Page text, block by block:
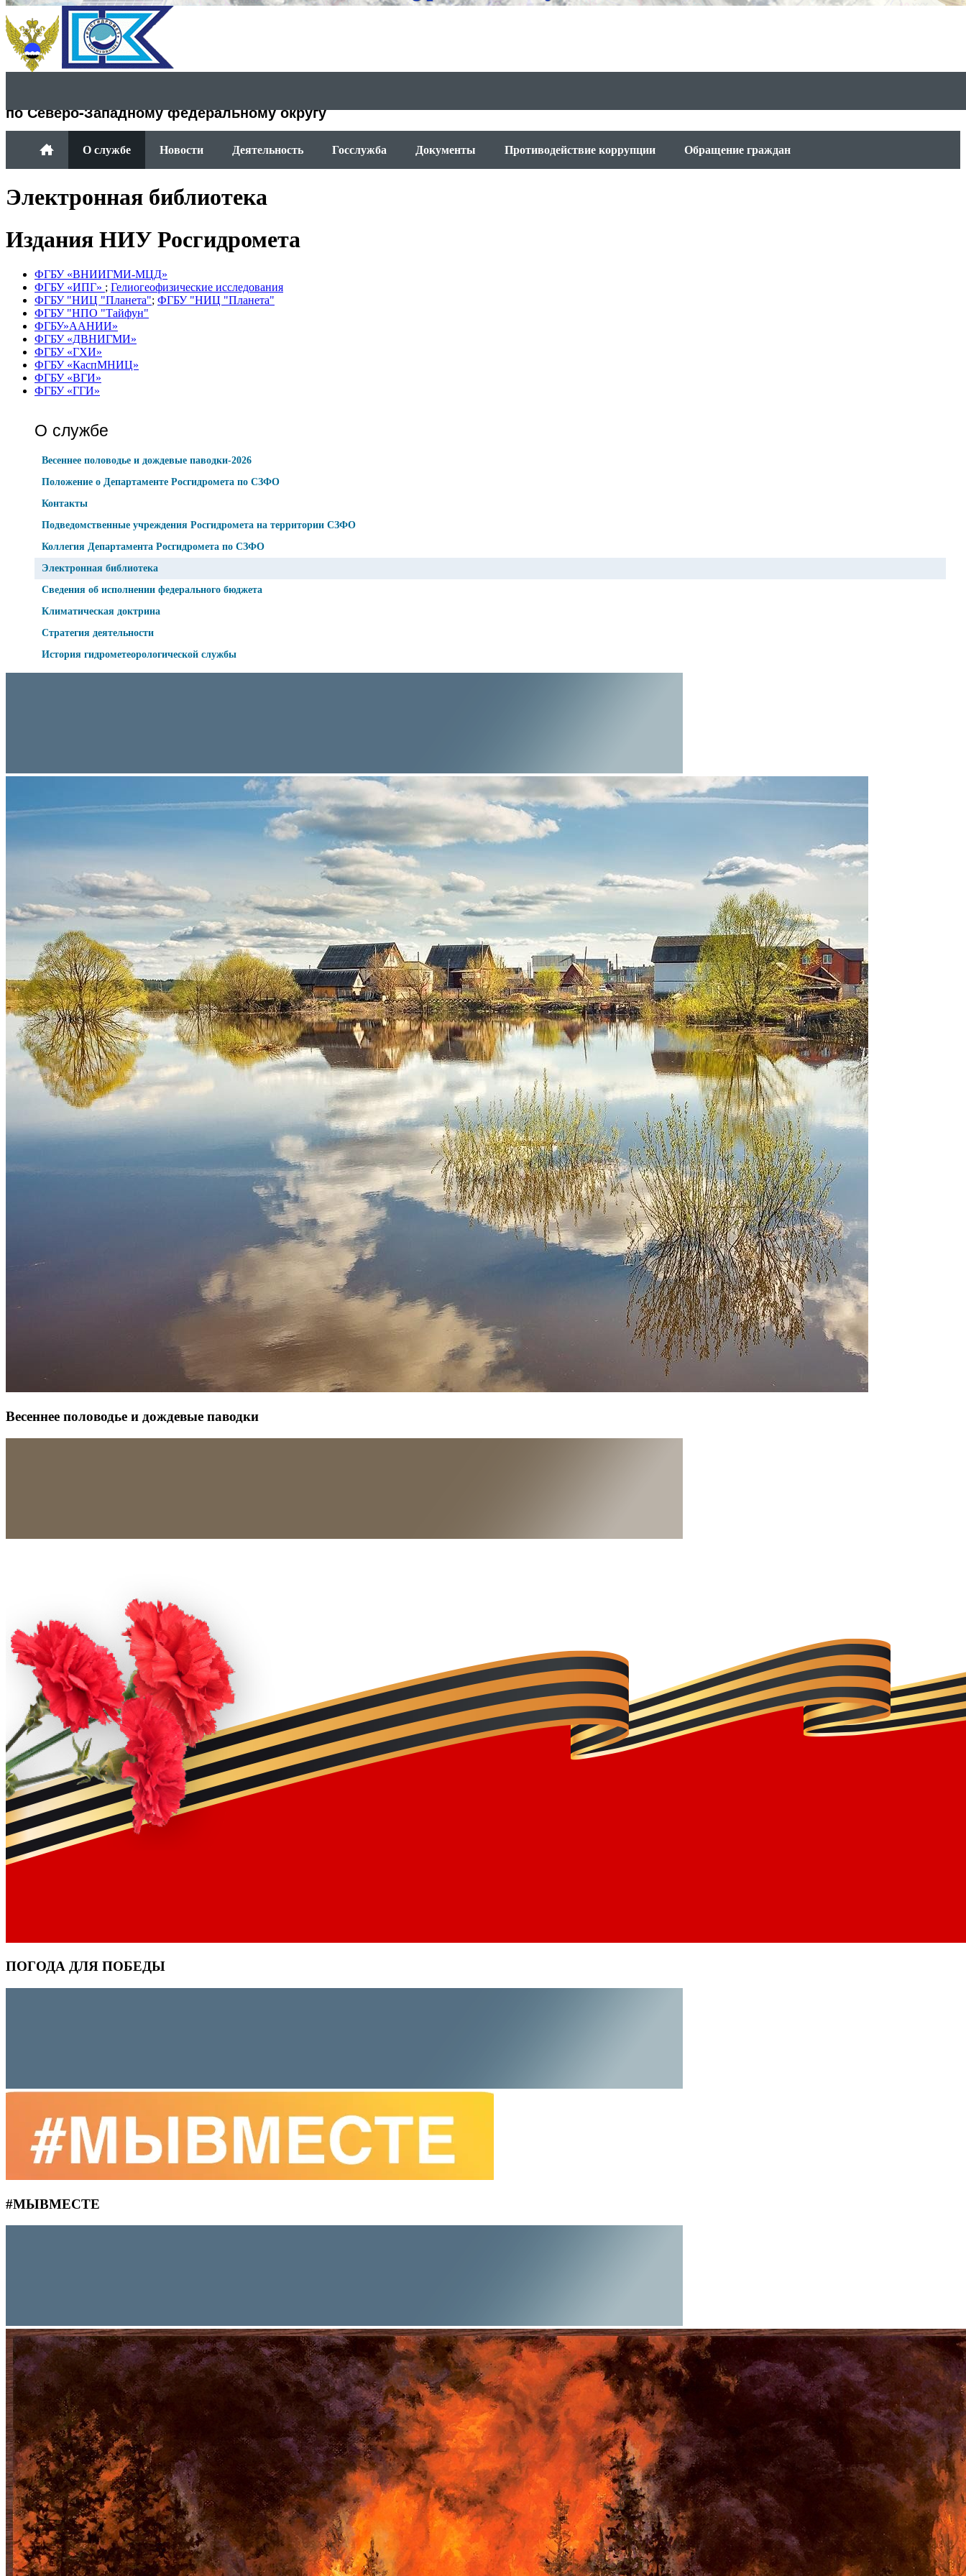
по Северо-Западному федеральному округу
О службе Новости Деятельность Госслужба Документы Противодействие коррупции Обращение граждан
Электронная библиотека
Издания НИУ Росгидромета
ФГБУ «ВНИИГМИ-МЦД»
ФГБУ «ИПГ» ; Гелиогеофизические исследования
ФГБУ "НИЦ "Планета"; ФГБУ "НИЦ "Планета"
ФГБУ "НПО "Тайфун"
ФГБУ»ААНИИ»
ФГБУ «ДВНИГМИ»
ФГБУ «ГХИ»
ФГБУ «КаспМНИЦ»
ФГБУ «ВГИ»
ФГБУ «ГГИ»
О службе
Весеннее половодье и дождевые паводки-2026
Положение о Департаменте Росгидромета по СЗФО
Контакты
Подведомственные учреждения Росгидромета на территории СЗФО
Коллегия Департамента Росгидромета по СЗФО
Электронная библиотека
Сведения об исполнении федерального бюджета
Климатическая доктрина
Стратегия деятельности
История гидрометеорологической службы
Весеннее половодье и дождевые паводки
ПОГОДА ДЛЯ ПОБЕДЫ
#MЫВМЕСТЕ